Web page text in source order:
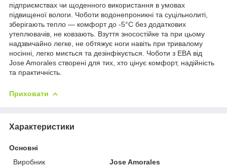
підприємствах чи щоденного використання в умовах
підвищеної вологи. Чоботи водонепроникні та суцільнолиті,
зберігають тепло — комфорт до -5°C без додаткових
утеплювачів, не ковзають. Взуття зносостійке та при цьому
надзвичайно легке, не обтяжує ноги навіть при тривалому
носінні, легко миється та дезінфікується. Чоботи з ЕВА від
Jose Amorales створені для тих, хто цінує комфорт, надійність
та практичність.
Приховати
Характеристики
Основні
Виробник
Jose Amorales